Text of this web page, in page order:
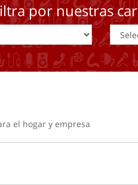
por nuestras
el hogar y empresa